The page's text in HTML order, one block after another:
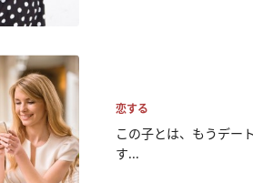
恋する
この子とは、もうデー
す...